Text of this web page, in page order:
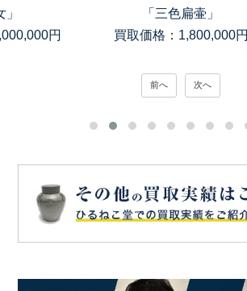
円
「三色扁壷」
買取価格：1,800,000円
前へ 次へ